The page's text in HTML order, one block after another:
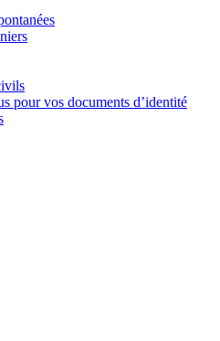
pour vos documents d’identité